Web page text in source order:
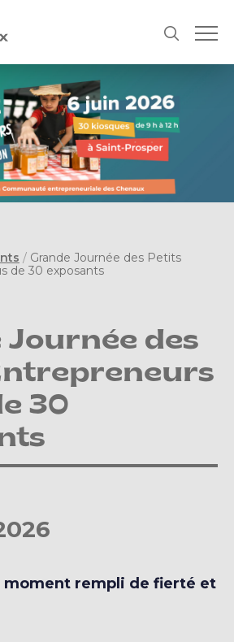
/ Grande Journée des Petits
de 30 exposants
Journée des
30
moment rempli de fierté et